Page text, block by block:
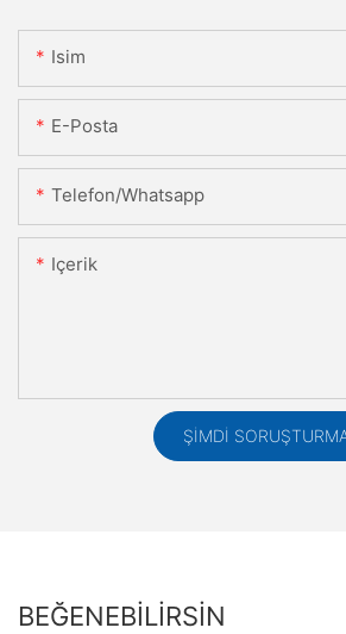
Isim
E-Posta
Telefon/whatsapp
Içerik
ŞIMDI
BEĞENEBILIRSIN